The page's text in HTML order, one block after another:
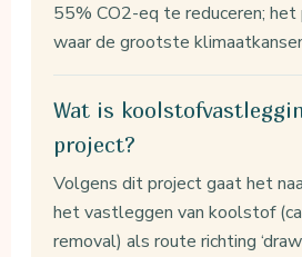
55% CO2-eq te reduceren;
waar de grootste
Wat is
project?
Volgens dit project gaat het
het vastleggen van koolstof
removal) als route richting